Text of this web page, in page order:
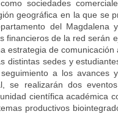
sociedades
geográfica en la que se
del Magdalena
financieros de la red serán
estrategia de comunicación
distintas sedes y
a los avances
se realizarán dos
científica académica
productivos